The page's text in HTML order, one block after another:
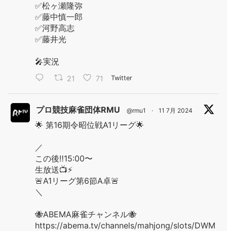
✅松ヶ瀬隆弥
✅藤中慎一郎
✅河野高志
✅藤井光
🎤実況
21 71 Twitter
プロ競技麻雀団体RMU @rmu1 · 11 7月 2024
🌟 第16期令昭位戦A1リーグ🌟
／
この後‼️15:00〜
生放送📺⚡️
🚨A1リーグ第6節A卓🚨
＼
🐝ABEMA麻雀チャンネル🐝
https://abema.tv/channels/mahjong/slots/DWM